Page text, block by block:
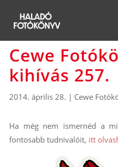
Cewe
kihívás 257.
2014. április 28. | Cewe
Ha még nem ismernéd a
fontosabb tudnivalóit, itt